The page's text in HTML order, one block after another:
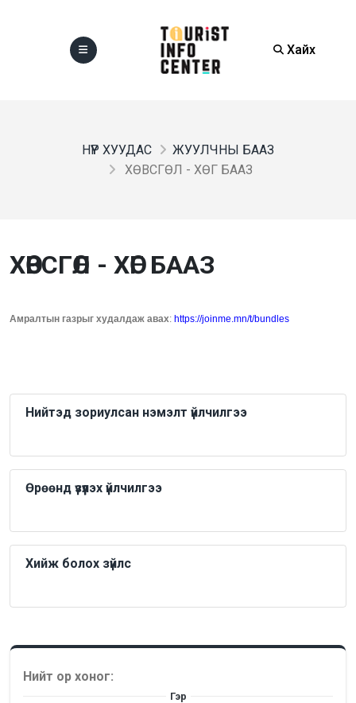
Хайх
НҮҮР ХУУДАС
ЖУУЛЧНЫ БААЗ
ХӨВСГӨЛ - ХӨГ БААЗ
ХӨВСГӨЛ - ХӨГ БААЗ
Амралтын газрыг худалдаж авах: https://joinme.mn/t/bundles
Нийтэд зориулсан нэмэлт үйлчилгээ
Өрөөнд үзүүлэх үйлчилгээ
Хийж болох зүйлс
Нийт ор хоног:
Гэр